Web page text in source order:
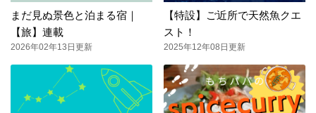
まだ見ぬ景色と泊まる宿｜
【旅】連載
2026年02年13日更新
【特設】ご近所で天然魚クエ
スト！
2025年12年08日更新